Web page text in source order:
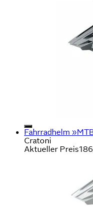
Fahrradhelm
Cratoni
Aktueller Preis